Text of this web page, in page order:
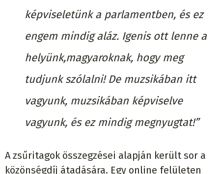
képviseletünk a parlamentben, és ez
engem mindig aláz. Igenis ott lenne a
helyünk,magyaroknak, hogy meg
tudjunk szólalni! De muzsikában itt
vagyunk, muzsikában képviselve
vagyunk, és ez mindig megnyugtat!”
A zsűritagok összegzései alapján került sor a
közönségdíj átadására. Egy online felületen